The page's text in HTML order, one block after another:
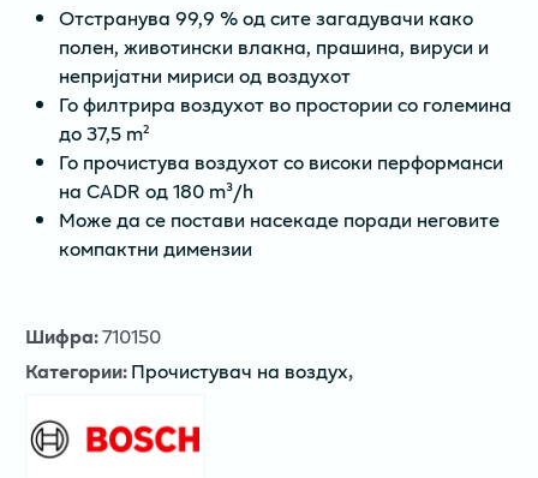
Отстранува 99,9 % од сите загадувачи како
полен, животински влакна, прашина, вируси и
непријатни мириси од воздухот
Го филтрира воздухот во простории со големина
до 37,5 m²
Го прочистува воздухот со високи перформанси
на CADR од 180 m³/h
Може да се постави насекаде поради неговите
компактни димензии
Шифра:710150
Категории:Прочистувач на воздух,